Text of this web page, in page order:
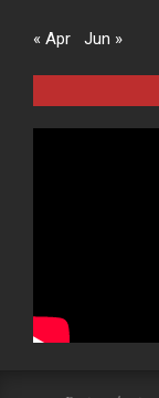
« Apr Jun »